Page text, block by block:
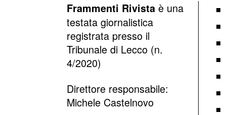
Frammenti Rivista è una
testata giornalistica
registrata presso il
Tribunale di Lecco (n.
4/2020)
Direttore responsabile:
Michele Castelnovo